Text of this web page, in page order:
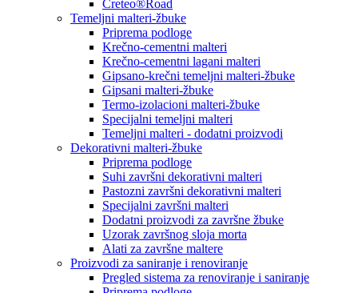
Creteo®Road
Temeljni malteri-žbuke
Priprema podloge
Krečno-cementni malteri
Krečno-cementni lagani malteri
Gipsano-krečni temeljni malteri-žbuke
Gipsani malteri-žbuke
Termo-izolacioni malteri-žbuke
Specijalni temeljni malteri
Temeljni malteri - dodatni proizvodi
Dekorativni malteri-žbuke
Priprema podloge
Suhi završni dekorativni malteri
Pastozni završni dekorativni malteri
Specijalni završni malteri
Dodatni proizvodi za završne žbuke
Uzorak završnog sloja morta
Alati za završne maltere
Proizvodi za saniranje i renoviranje
Pregled sistema za renoviranje i saniranje